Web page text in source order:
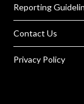
Reporting
Contact Us
Privacy Policy